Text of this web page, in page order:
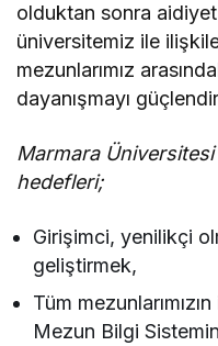
olduktan sonra aidiyet
üniversitemiz ile
mezunlarımız
dayanışmayı
Marmara
hedefleri;
Girişimci, yenilikçi
geliştirmek,
Tüm
Mezun Bilgi